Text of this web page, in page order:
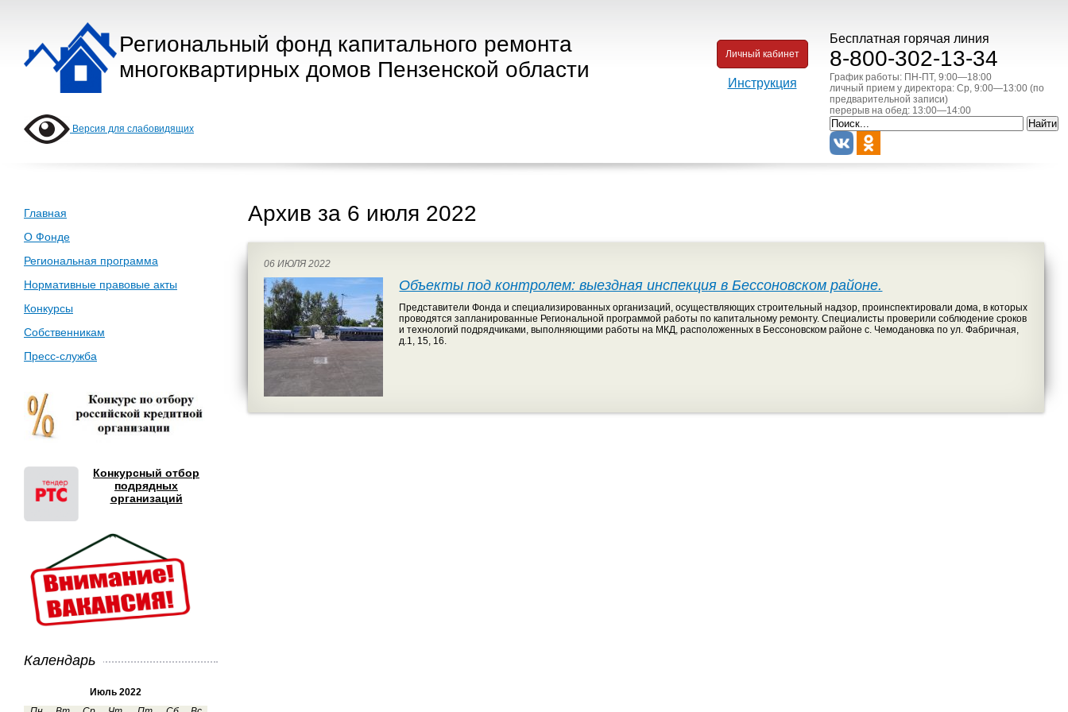
Региональный фонд капитального ремонта
многоквартирных домов Пензенской области
Бесплатная горячая линия
8-800-302-13-34
График работы: ПН-ПТ, 9:00—18:00
личный прием у директора: Ср, 9:00—13:00 (по
предварительной записи)
перерыв на обед: 13:00—14:00
Личный кабинет
Инструкция
Версия для слабовидящих
Главная
О Фонде
Региональная программа
Нормативные правовые акты
Конкурсы
Собственникам
Пресс-служба
Конкурсный отбор
подрядных
организаций
Календарь
Июль 2022
Архив за 6 июля 2022
06 ИЮЛЯ 2022
Объекты под контролем: выездная инспекция в Бессоновском районе.
Представители Фонда и специализированных организаций, осуществляющих строительный надзор, проинспектировали дома, в которых
проводятся запланированные Региональной программой работы по капитальному ремонту. Специалисты проверили соблюдение сроков
и технологий подрядчиками, выполняющими работы на МКД, расположенных в Бессоновском районе с. Чемодановка по ул. Фабричная,
д.1, 15, 16.